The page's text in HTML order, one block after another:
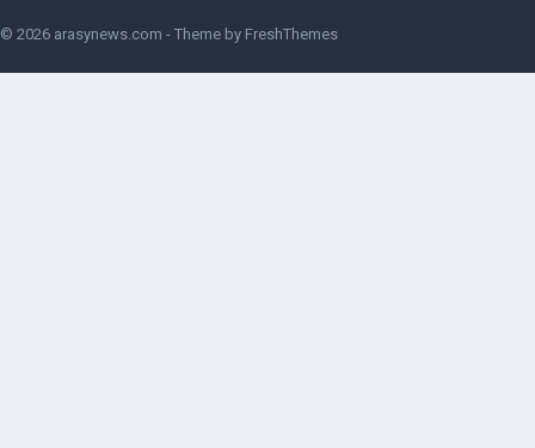
© 2026 arasynews.com - Theme by FreshThemes